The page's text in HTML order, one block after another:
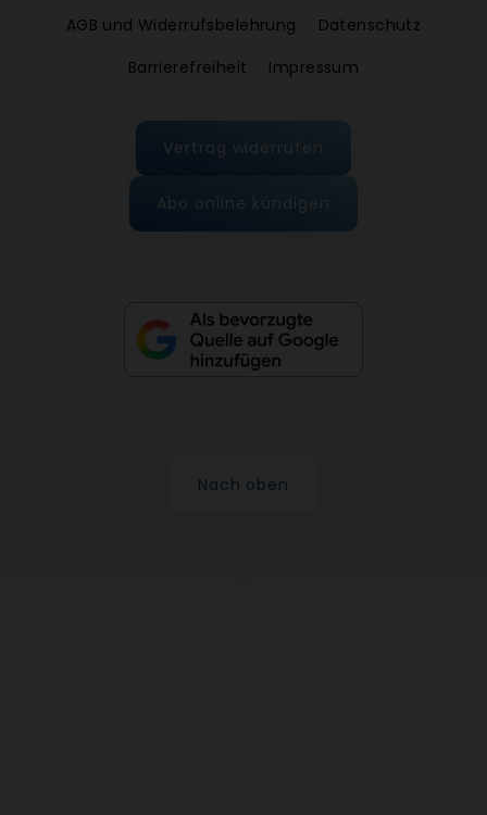
AGB und Widerrufsbelehrung
Datenschutz
Barrierefreiheit
Impressum
Vertrag widerrufen
Abo online kündigen
Nach oben